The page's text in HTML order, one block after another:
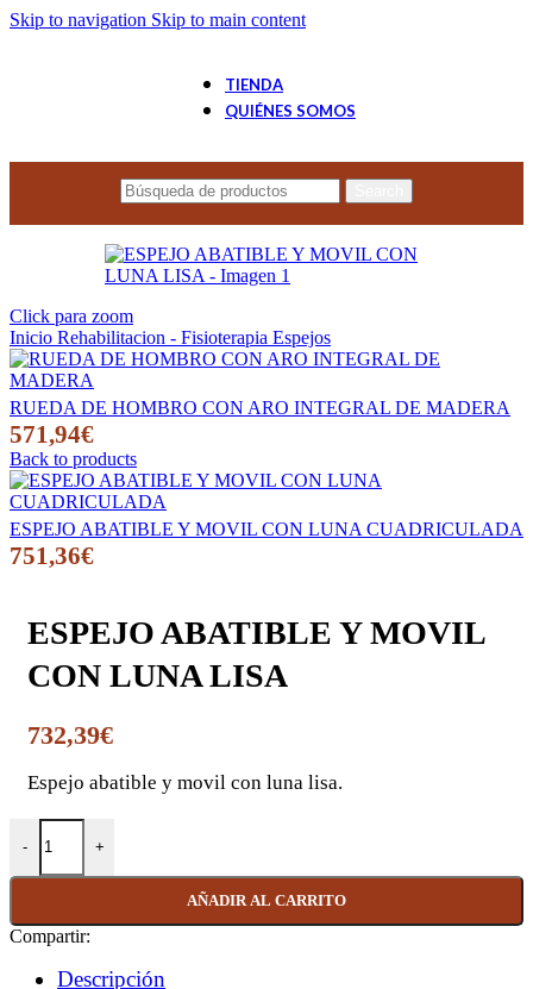
Skip to navigation Skip to main content
TIENDA
QUIÉNES SOMOS
Click para zoom
Inicio Rehabilitacion - Fisioterapia Espejos
RUEDA DE HOMBRO CON ARO INTEGRAL DE MADERA
571,94€
Back to products
ESPEJO ABATIBLE Y MOVIL CON LUNA CUADRICULADA
751,36€
ESPEJO ABATIBLE Y MOVIL
CON LUNA LISA
732,39€
Espejo abatible y movil con luna lisa.
ESPEJO ABATIBLE Y MOVIL CON LUNA LISA cantidad
AÑADIR AL CARRITO
Compartir:
Descripción